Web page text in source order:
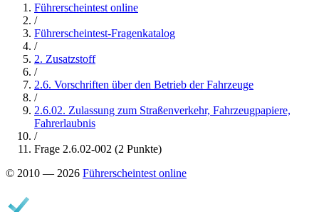
Führerscheintest online
/
Führerscheintest-Fragenkatalog
/
2. Zusatzstoff
/
2.6. Vorschriften über den Betrieb der Fahrzeuge
/
2.6.02. Zulassung zum Straßenverkehr, Fahrzeugpapiere,
Fahrerlaubnis
/
Frage 2.6.02-002 (2 Punkte)
© 2010 — 2026 Führerscheintest online